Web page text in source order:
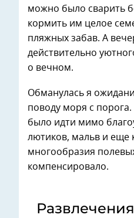
можно было сварить
кормить им целое
пляжных забав. А
действительно
о вечном.
Обманулась я
поводу моря с
было идти мимо
лютиков, мальв и еще
многообразия
компенсировало.